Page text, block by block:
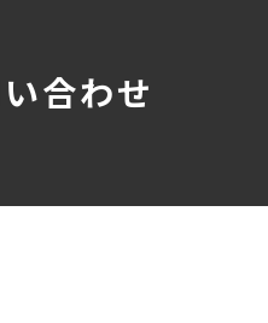
合わせ